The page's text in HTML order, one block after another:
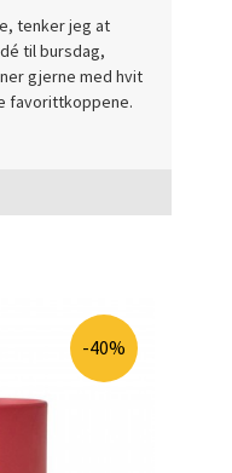
tenker jeg at
til bursdag,
gjerne med hvit
favorittkoppene.
-40%